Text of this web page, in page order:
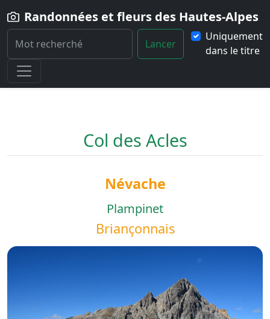
Randonnées et fleurs des Hautes-Alpes
Lancer
Uniquement
dans le titre
Home
Randonnée Col-des-Acles
Col des Acles
Névache
Plampinet
Briançonnais